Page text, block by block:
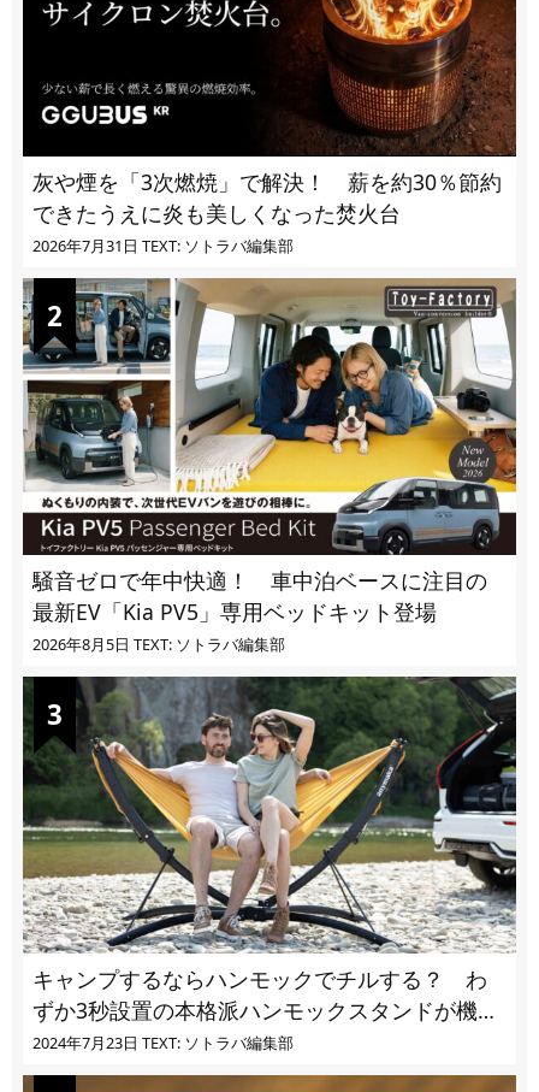
灰や煙を「3次燃焼」で解決！ 薪を約30％節約
できたうえに炎も美しくなった焚火台
2026年7月31日 TEXT: ソトラバ編集部
騒音ゼロで年中快適！ 車中泊ベースに注目の
最新EV「Kia PV5」専用ベッドキット登場
2026年8月5日 TEXT: ソトラバ編集部
キャンプするならハンモックでチルする？ わ
ずか3秒設置の本格派ハンモックスタンドが機能
的過ぎる
2024年7月23日 TEXT: ソトラバ編集部